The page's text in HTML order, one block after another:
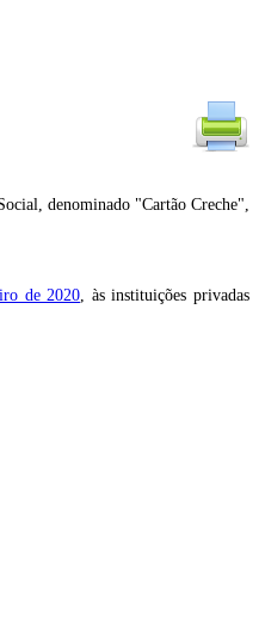
denominado "Cartão Creche",
de 2020, às instituições privadas